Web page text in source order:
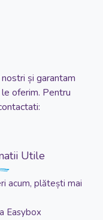
și garantam
oferim. Pentru
Utile
acum, plătești mai
Easybox